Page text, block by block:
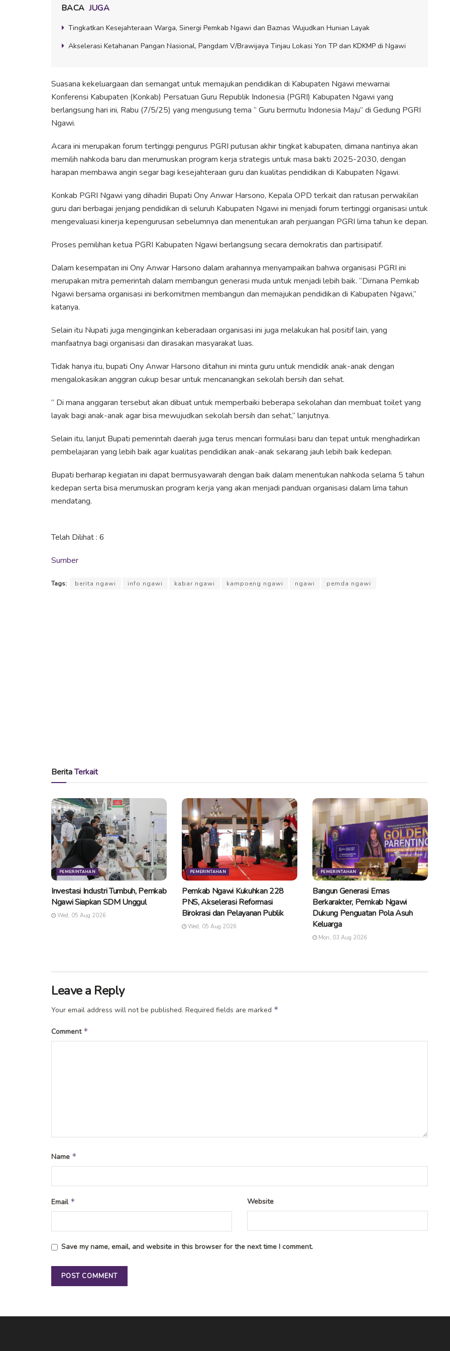
BACA JUGA
Tingkatkan Kesejahteraan Warga, Sinergi Pemkab Ngawi dan Baznas Wujudkan Hunian Layak
Akselerasi Ketahanan Pangan Nasional, Pangdam V/Brawijaya Tinjau Lokasi Yon TP dan KDKMP di Ngawi
Suasana kekeluargaan dan semangat untuk memajukan pendidikan di Kabupaten Ngawi mewarnai
Konferensi Kabupaten (Konkab) Persatuan Guru Republik Indonesia (PGRI) Kabupaten Ngawi yang
berlangsung hari ini, Rabu (7/5/25) yang mengusung tema “ Guru bermutu Indonesia Maju” di Gedung PGRI
Ngawi.
Acara ini merupakan forum tertinggi pengurus PGRI putusan akhir tingkat kabupaten, dimana nantinya akan
memilih nahkoda baru dan merumuskan program kerja strategis untuk masa bakti 2025-2030, dengan
harapan membawa angin segar bagi kesejahteraan guru dan kualitas pendidikan di Kabupaten Ngawi.
Konkab PGRI Ngawi yang dihadiri Bupati Ony Anwar Harsono, Kepala OPD terkait dan ratusan perwakilan
guru dari berbagai jenjang pendidikan di seluruh Kabupaten Ngawi ini menjadi forum tertinggi organisasi untuk
mengevaluasi kinerja kepengurusan sebelumnya dan menentukan arah perjuangan PGRI lima tahun ke depan.
Proses pemilihan ketua PGRI Kabupaten Ngawi berlangsung secara demokratis dan partisipatif.
Dalam kesempatan ini Ony Anwar Harsono dalam arahannya menyampaikan bahwa organisasi PGRI ini
merupakan mitra pemerintah dalam membangun generasi muda untuk menjadi lebih baik. “Dimana Pemkab
Ngawi bersama organisasi ini berkomitmen membangun dan memajukan pendidikan di Kabupaten Ngawi,”
katanya.
Selain itu Nupati juga menginginkan keberadaan organisasi ini juga melakukan hal positif lain, yang
manfaatnya bagi organisasi dan dirasakan masyarakat luas.
Tidak hanya itu, bupati Ony Anwar Harsono ditahun ini minta guru untuk mendidik anak-anak dengan
mengalokasikan anggran cukup besar untuk mencanangkan sekolah bersih dan sehat.
” Di mana anggaran tersebut akan dibuat untuk memperbaiki beberapa sekolahan dan membuat toilet yang
layak bagi anak-anak agar bisa mewujudkan sekolah bersih dan sehat,” lanjutnya.
Selain itu, lanjut Bupati pemerintah daerah juga terus mencari formulasi baru dan tepat untuk menghadirkan
pembelajaran yang lebih baik agar kualitas pendidikan anak-anak sekarang jauh lebih baik kedepan.
Bupati berharap kegiatan ini dapat bermusyawarah dengan baik dalam menentukan nahkoda selama 5 tahun
kedepan serta bisa merumuskan program kerja yang akan menjadi panduan organisasi dalam lima tahun
mendatang.
Telah Dilihat : 6
Sumber
Tags: berita ngawi info ngawi kabar ngawi kampoeng ngawi ngawi pemda ngawi
BeritaTerkait
PEMERINTAHAN
Investasi Industri Tumbuh, Pemkab
Ngawi Siapkan SDM Unggul
Wed, 05 Aug 2026
PEMERINTAHAN
Pemkab Ngawi Kukuhkan 228
PNS, Akselerasi Reformasi
Birokrasi dan Pelayanan Publik
Wed, 05 Aug 2026
PEMERINTAHAN
Bangun Generasi Emas
Berkarakter, Pemkab Ngawi
Dukung Penguatan Pola Asuh
Keluarga
Mon, 03 Aug 2026
Leave a Reply
Your email address will not be published. Required fields are marked *
Comment *
Name *
Email * Website
Save my name, email, and website in this browser for the next time I comment.